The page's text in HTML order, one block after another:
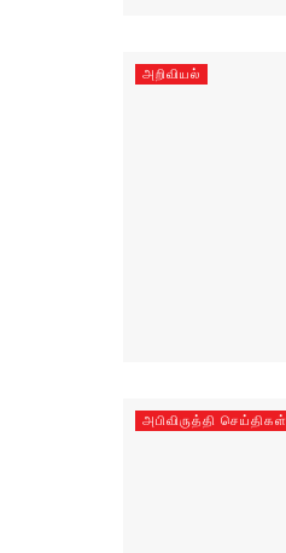
அறிவியல்
அபிவிருத்தி செய்திகள்